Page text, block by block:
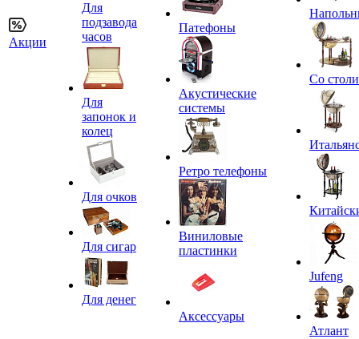
Акции
Для
подзавода
часов
Для
запонок и
колец
Для очков
Для сигар
Для денег
Патефоны
Акустические
системы
Ретро телефоны
Виниловые
пластинки
Аксессуары
Со
Jufeng
Атлант